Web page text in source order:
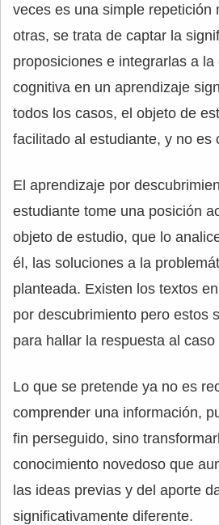
veces es una simple repetición
otras, se trata de captar la
proposiciones e integrarlas a la
cognitiva en un aprendizaje
todos los casos, el objeto de
facilitado al estudiante, y no es
El aprendizaje por
estudiante tome una posición
objeto de estudio, que lo
él, las soluciones a la
planteada. Existen los textos
por descubrimiento pero estos
para hallar la respuesta al caso
Lo que se pretende ya no es
comprender una información,
fin perseguido, sino
conocimiento novedoso que
las ideas previas y del aporte
significativamente diferente.